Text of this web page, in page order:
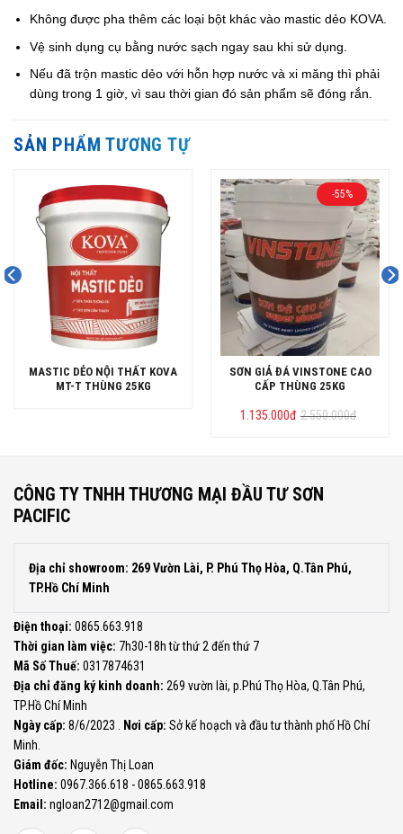
Không được pha thêm các loại bột khác vào mastic dẻo KOVA.
Vệ sinh dụng cụ bằng nước sạch ngay sau khi sử dụng.
Nếu đã trộn mastic dẻo với hỗn hợp nước và xi măng thì phải
dùng trong 1 giờ, vì sau thời gian đó sản phẩm sẽ đóng rắn.
SẢN PHẨM TƯƠNG TỰ
MASTIC DẺO NỘI THẤT KOVA
MT-T THÙNG 25KG
-55%
SƠN GIẢ ĐÁ VINSTONE CAO
CẤP THÙNG 25KG
2.550.000đ
Giá
1.135.000đ Giá
CÔNG TY TNHH THƯƠNG MẠI ĐẦU TƯ SƠN
PACIFIC
Địa chỉ showroom: 269 Vườn Lài, P. Phú Thọ Hòa, Q.Tân Phú,
TP.Hồ Chí Minh
Điện thoại: 0865.663.918
Thời gian làm việc: 7h30-18h từ thứ 2 đến thứ 7
Mã Số Thuế: 0317874631
Địa chỉ đăng ký kinh doanh: 269 vườn lài, p.Phú Thọ Hòa, Q.Tân Phú,
TP.Hồ Chí Minh
Ngày cấp: 8/6/2023 . Nơi cấp: Sở kế hoạch và đầu tư thành phố Hồ Chí
Minh.
Giám đốc: Nguyễn Thị Loan
Hotline: 0967.366.618 - 0865.663.918
Email: ngloan2712@gmail.com